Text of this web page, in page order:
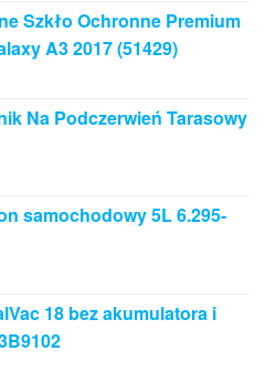
Szkło Ochronne Premium
A3 2017 (51429)
Na Podczerwień Tarasowy
samochodowy 5L 6.295-
18 bez akumulatora i